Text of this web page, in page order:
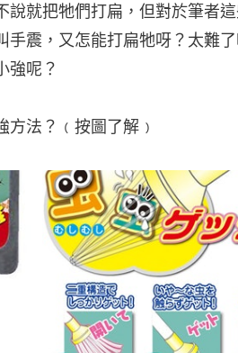
說就把牠們打扁，但對於筆者
手震，又怎能打扁牠呀？太難
強呢？
法？﹙按圖了解﹚